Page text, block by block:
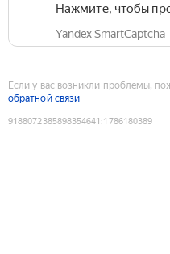
Нажмите, чтобы
Yandex SmartCaptcha
Если у вас возникли проблемы,
обратной связи
9188072385898354641 :1786180389